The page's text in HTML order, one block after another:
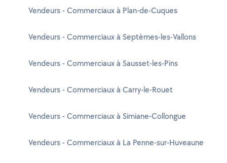
Vendeurs - Commerciaux à Plan-de-Cuques
Vendeurs - Commerciaux à Septèmes-les-Vallons
Vendeurs - Commerciaux à Sausset-les-Pins
Vendeurs - Commerciaux à Carry-le-Rouet
Vendeurs - Commerciaux à Simiane-Collongue
Vendeurs - Commerciaux à La Penne-sur-Huveaune